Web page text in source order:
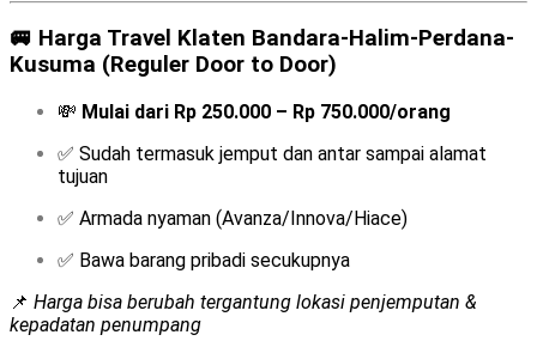
🚐 Harga Travel Klaten Bandara-Halim-Perdana-
Kusuma (Reguler Door to Door)
💸 Mulai dari Rp 250.000 – Rp 750.000/orang
✅ Sudah termasuk jemput dan antar sampai alamat
tujuan
✅ Armada nyaman (Avanza/Innova/Hiace)
✅ Bawa barang pribadi secukupnya
📌 Harga bisa berubah tergantung lokasi penjemputan &
kepadatan penumpang